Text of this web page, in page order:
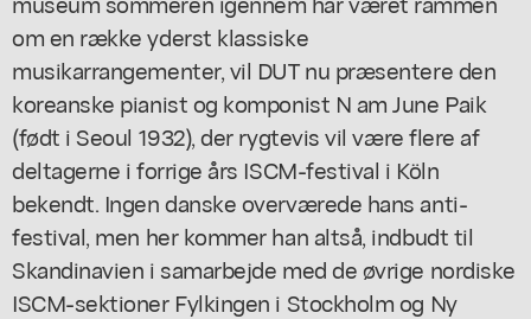
om en række yderst klassiske
musikarrangementer, vil DUT nu præsentere den
koreanske pianist og komponist N am June Paik
(født i Seoul 1932), der rygtevis vil være flere af
deltagerne i forrige års ISCM-festival i Köln
bekendt. Ingen danske overværede hans anti-
festival, men her kommer han altså, indbudt til
Skandinavien i samarbejde med de øvrige nordiske
ISCM-sektioner Fylkingen i Stockholm og Ny